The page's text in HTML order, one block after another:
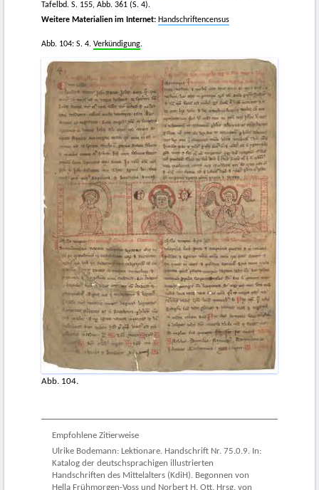
Tafelbd. S. 155, Abb. 361 (S. 4).
Weitere Materialien im Internet: Handschriftencensus
Abb. 104: S. 4. Verkündigung.
Abb. 104.
Empfohlene Zitierweise
Ulrike Bodemann: Lektionare. Handschrift Nr. 75.0.9. In:
Katalog der deutschsprachigen illustrierten
Handschriften des Mittelalters (KdiH). Begonnen von
Hella Frühmorgen-Voss und Norbert H. Ott. Hrsg. von